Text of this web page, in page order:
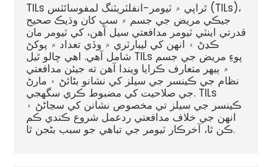
TILs ٿراپي ۾ ٽيومر-انفلٽريٽنگ لمفوسائٽس (TILs)،
جيڪي مريض جي جسم ۾ سڀ کان وڌيڪ صحيح
قدرتي اينٽي ٽيومر مدافعتي سيل آهن، کي ٽيومر مان
ڪڍڻ ۽ انهن کي ليبارٽري ۾ وڏي تعداد ۾ پوکڻ
شامل آهي. اهي چالو ٿيل TILs پوءِ مريض جي جسم
۾ ٻيهر متعارف ڪرايا ويندا آهن ته جيئن مدافعتي
نظام جي ڪينسر جي سيلز کي نشانو بڻائڻ ۽ مارڻ
جي صلاحيت کي مضبوط ڪري سگهجي. TILs
ڪينسر جي سيلز تي مخصوص نشانن کي سڃاڻڻ ۽
انهن جي خلاف مدافعتي ردعمل شروع ڪندي ڪم
ڪن ٿا، آخرڪار ٽيومر جي تباهي جو سبب بڻجن ٿا.